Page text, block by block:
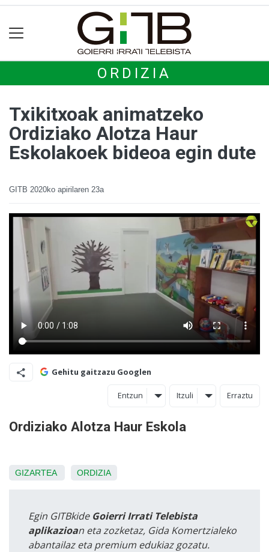
ORDIZIA
Txikitxoak animatzeko
Ordiziako Alotza Haur
Eskolakoek bideoa egin dute
GITB 2020ko apirilaren 23a
Gehitu gaitzazu Googlen
Entzun Itzuli Erraztu
Ordiziako Alotza Haur Eskola
GIZARTEA ORDIZIA
Egin GITBkide Goierri Irrati Telebista
aplikazioan eta zozketaz, Gida Komertzialeko
abantailaz eta premium edukiaz gozatu.